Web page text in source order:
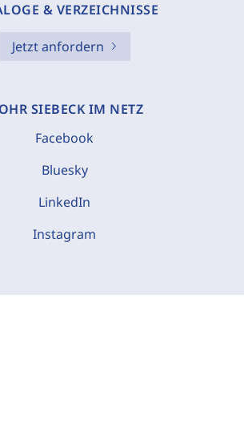
& VERZEICHNISSE
Jetzt anfordern
SIEBECK IM NETZ
Facebook
Bluesky
LinkedIn
Instagram